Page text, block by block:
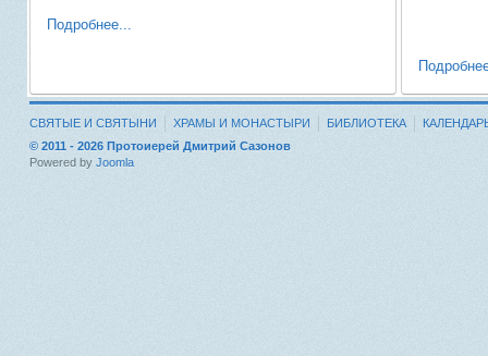
Подробнее...
СВЯТЫЕ И СВЯТЫНИ ХРАМЫ И МОНАСТЫРИ БИБЛИОТЕКА
© 2011 - 2026 Протоиерей Дмитрий Сазонов
Powered by Joomla